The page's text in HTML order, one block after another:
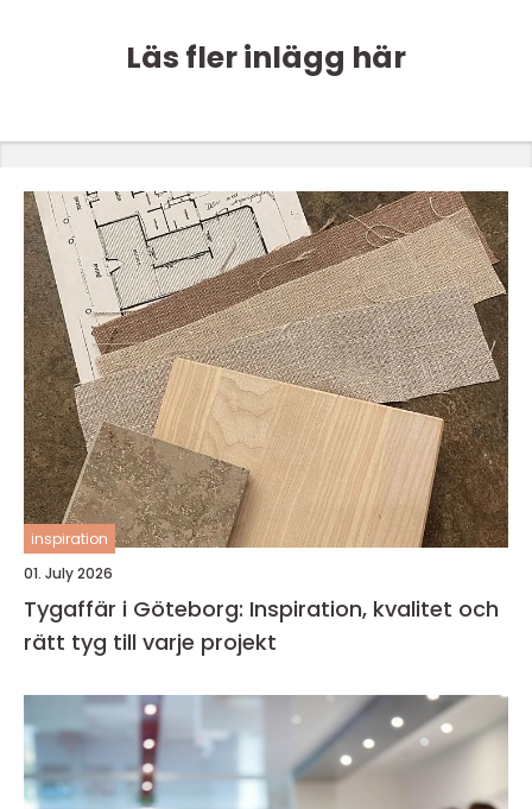
Läs fler inlägg här
inspiration
01. July 2026
Tygaffär i Göteborg: Inspiration, kvalitet och
rätt tyg till varje projekt